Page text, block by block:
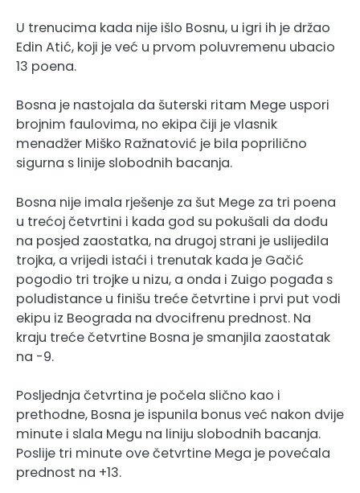
U trenucima kada nije išlo Bosnu, u igri ih je držao
Edin Atić, koji je već u prvom poluvremenu ubacio
13 poena.
Bosna je nastojala da šuterski ritam Mege uspori
brojnim faulovima, no ekipa čiji je vlasnik
menadžer Miško Ražnatović je bila poprilično
sigurna s linije slobodnih bacanja.
Bosna nije imala rješenje za šut Mege za tri poena
u trećoj četvrtini i kada god su pokušali da dođu
na posjed zaostatka, na drugoj strani je uslijedila
trojka, a vrijedi istaći i trenutak kada je Gačić
pogodio tri trojke u nizu, a onda i Zuigo pogađa s
poludistance u finišu treće četvrtine i prvi put vodi
ekipu iz Beograda na dvocifrenu prednost. Na
kraju treće četvrtine Bosna je smanjila zaostatak
na -9.
Posljednja četvrtina je počela slično kao i
prethodne, Bosna je ispunila bonus već nakon dvije
minute i slala Megu na liniju slobodnih bacanja.
Poslije tri minute ove četvrtine Mega je povećala
prednost na +13.